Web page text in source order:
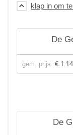
De
gem. prijs: €
De